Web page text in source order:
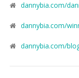
dannybia.com/
dannybia.com/
dannybia.com/